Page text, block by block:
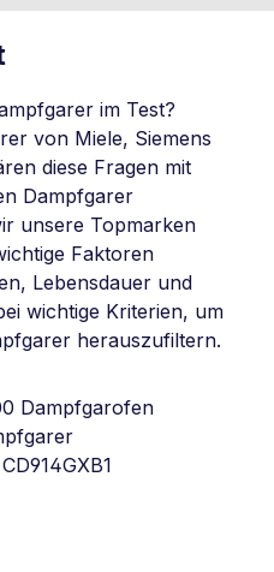
im Test?
von Miele, Siemens
diese Fragen mit
Dampfgarer
unsere Topmarken
Faktoren
Lebensdauer und
wichtige Kriterien, um
herauszufiltern.
Dampfgarofen